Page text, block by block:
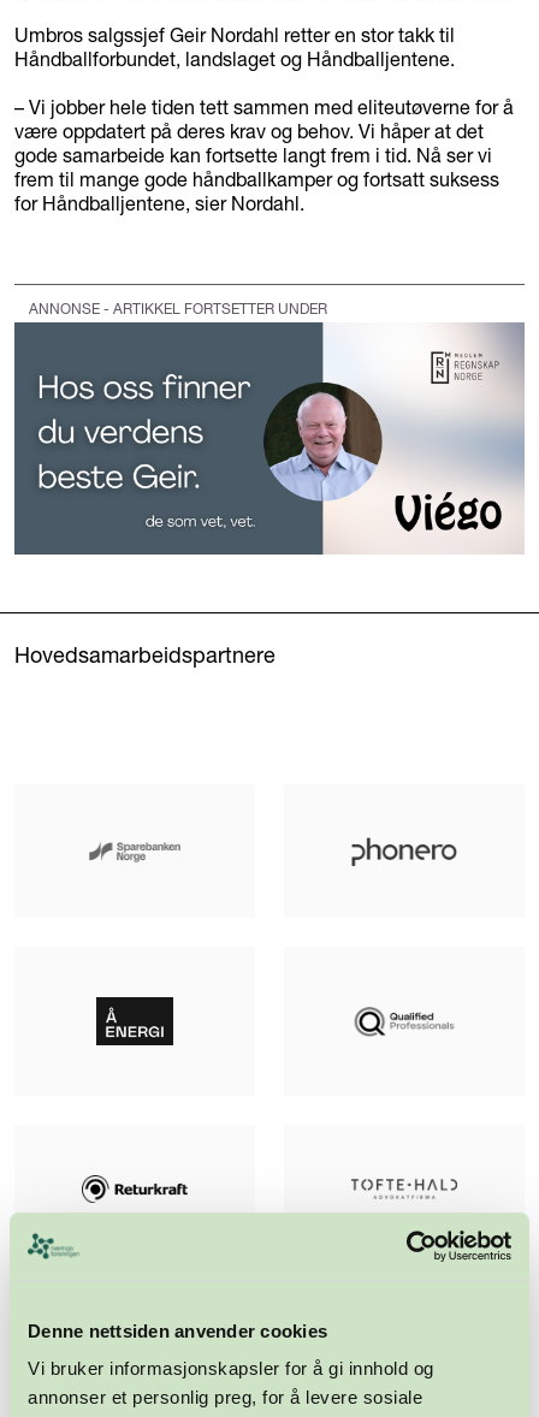
Denne nettsiden anvender cookies
Vi bruker informasjonskapsler for å gi innhold og
annonser et personlig preg, for å levere sosiale
Umbros salgssjef Geir Nordahl retter en stor takk til
Håndballforbundet, landslaget og Håndballjentene.
– Vi jobber hele tiden tett sammen med eliteutøverne for å
være oppdatert på deres krav og behov. Vi håper at det
gode samarbeide kan fortsette langt frem i tid. Nå ser vi
frem til mange gode håndballkamper og fortsatt suksess
for Håndballjentene, sier Nordahl.
ANNONSE - ARTIKKEL FORTSETTER UNDER
Hovedsamarbeidspartnere